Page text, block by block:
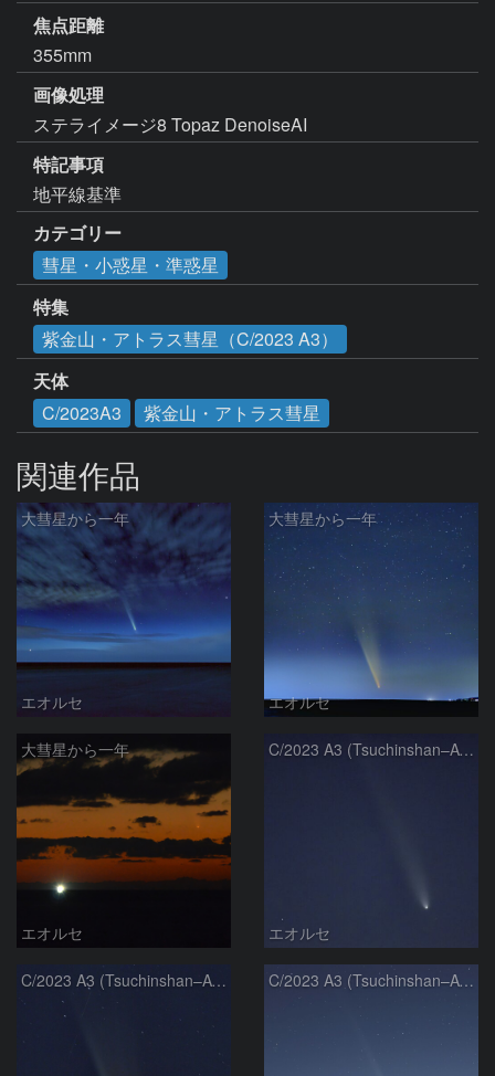
焦点距離
355mm
画像処理
ステライメージ8 Topaz DenoiseAI
特記事項
地平線基準
カテゴリー
彗星・小惑星・準惑星
特集
紫金山・アトラス彗星（C/2023 A3）
天体
C/2023A3
紫金山・アトラス彗星
関連作品
大彗星から一年
エオルセ
大彗星から一年
エオルセ
大彗星から一年
エオルセ
C/2023 A3 (Tsuchinshan–ATLAS)
エオルセ
C/2023 A3 (Tsuchinshan–ATLAS) C/2023 A3 (Tsuchinshan–ATLAS)